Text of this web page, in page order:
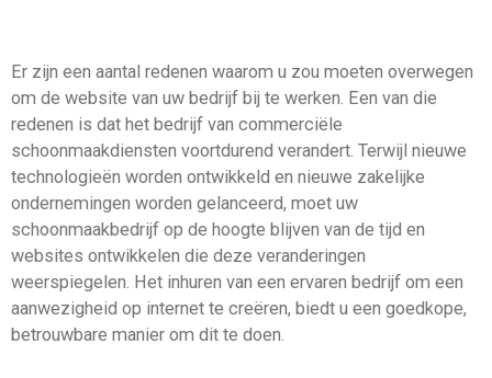
Er zijn een aantal redenen waarom u zou moeten overwegen
om de website van uw bedrijf bij te werken. Een van die
redenen is dat het bedrijf van commerciële
schoonmaakdiensten voortdurend verandert. Terwijl nieuwe
technologieën worden ontwikkeld en nieuwe zakelijke
ondernemingen worden gelanceerd, moet uw
schoonmaakbedrijf op de hoogte blijven van de tijd en
websites ontwikkelen die deze veranderingen
weerspiegelen. Het inhuren van een ervaren bedrijf om een
aanwezigheid op internet te creëren, biedt u een goedkope,
betrouwbare manier om dit te doen.